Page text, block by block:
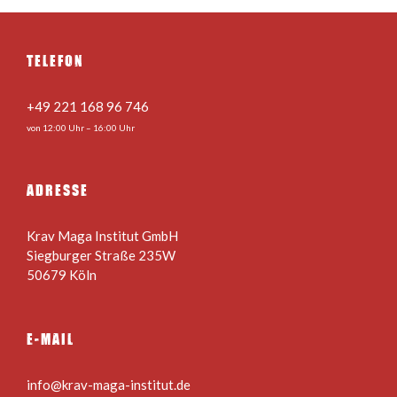
TELEFON
+49 221 168 96 746
von 12:00 Uhr – 16:00 Uhr
ADRESSE
Krav Maga Institut GmbH
Siegburger Straße 235W
50679 Köln
E-MAIL
info@krav-maga-institut.de